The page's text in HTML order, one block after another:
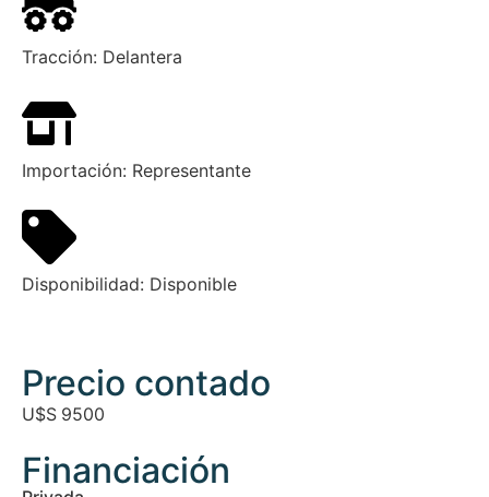
Tracción: Delantera
Importación: Representante
Disponibilidad: Disponible
Precio contado
U$S 9500
Financiación